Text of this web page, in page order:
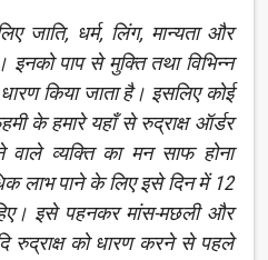
जाति, धर्म, लिंग, मान्यता और
इनको पाप से मुक्ति तथा विभिन्न
किया जाता है। इसलिए कोई
के हमारे यहाँ से रुद्राक्ष ऑर्डर
व्यक्ति का मन साफ होना
लाभ पाने के लिए इसे दिन में 12
इसे पहनकर मांस-मछली और
रुद्राक्ष को धारण करने से पहले